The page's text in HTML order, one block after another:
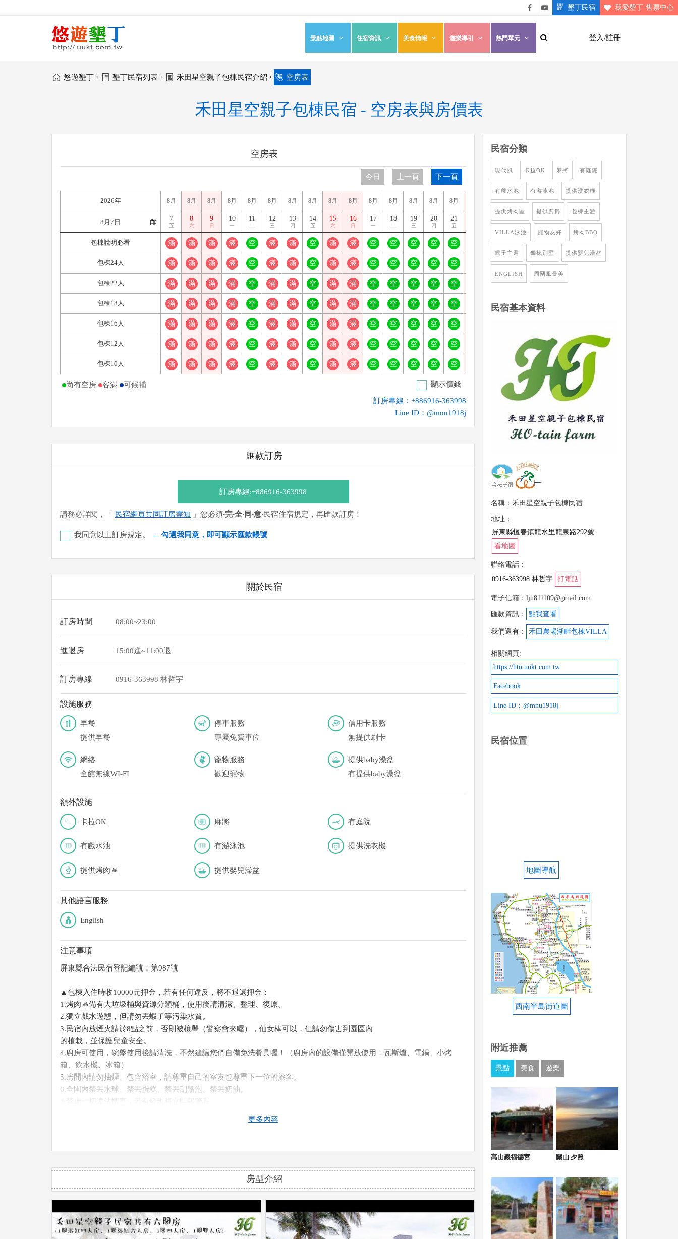
悠遊
墾丁
粉絲
墾丁
墾丁民宿 我愛墾丁-售票中心
登入/註冊
景點地圖 住宿資訊 美食情報 遊樂導引 熱門單元
悠遊墾丁 › 墾丁民宿列表 › 禾田星空親子包棟民宿介紹 › 空房表
禾田星空親子包棟民宿 - 空房表與房價表
空房表
今日 上一頁 下一頁
2026年
包棟說明必看
包棟24人
包棟22人
包棟18人
包棟16人
包棟12人
包棟10人
8月
7
五
滿
滿
滿
滿
滿
滿
滿
8月
8
六
滿
滿
滿
滿
滿
滿
滿
8月
9
日
滿
滿
滿
滿
滿
滿
滿
8月
10
一
滿
滿
滿
滿
滿
滿
滿
8月
11
二
空
空
空
空
空
空
空
8月
12
三
滿
滿
滿
滿
滿
滿
滿
8月
13
四
滿
滿
滿
滿
滿
滿
滿
8月
14
五
空
空
空
空
空
空
空
8月
15
六
滿
滿
滿
滿
滿
滿
滿
8月
16
日
滿
滿
滿
滿
滿
滿
滿
8月
17
一
空
空
空
空
空
空
空
8月
18
二
空
空
空
空
空
空
空
8月
19
三
空
空
空
空
空
空
空
8月
20
四
空
空
空
空
空
空
空
8月
21
五
空
空
空
空
空
空
空
8月
23
日
滿
滿
滿
滿
8月
24
一
滿
滿
滿
滿
滿
8月
25
二
滿
滿
滿
滿
滿
8月
26
三
滿
滿
滿
滿
滿
8月
27
四
空
空
空
空
8月
28
五
空
空
空
尚有空房 客滿 可候補 顯示價錢
訂房專線：+886916-363998
Line ID：@mnu1918j
匯款訂房
訂房專線:+886916-363998
請務必詳閱，「 民宿網頁共同訂房需知 」您必須‧完‧全‧同‧意‧民宿住宿規定，再匯款訂房！
我同意以上訂房規定。 ← 勾選我同意，即可顯示匯款帳號
]、 [彰銀ATM
(以上三個銀行網路ATM只是方便網友直接連結，並不代表民宿有提供該銀行匯款帳號喔。) 匯入任何款項後，請記得與
關於民宿
訂房時間 08:00~23:00
進退房 15:00進~11:00退
訂房專線 0916-363998 林哲宇
設施服務
早餐
提供早餐
停車服務
專屬免費車位
信用卡服務
無提供刷卡
網絡
全館無線WI-FI
寵物服務
歡迎寵物
提供baby澡盆
有提供baby澡盆
額外設施
卡拉OK 麻將 有庭院
有戲水池 有游泳池 提供洗衣機
提供烤肉區 提供嬰兒澡盆
其他語言服務
English
注意事項
屏東縣合法民宿登記編號：第987號
▲包棟入住時收10000元押金，若有任何違反，將不退還押金：
1.烤肉區備有大垃圾桶與資源分類桶，使用後請清潔、整理、復原。
2.獨立戲水遊憩，但請勿丟蝦子等污染水質。
3.民宿內放煙火請於8點之前，否則被檢舉（警察會來喔），仙女棒可以，但請勿傷害到園區內
的植栽，並保護兒童安全。
4.廚房可使用，碗盤使用後請清洗，不然建議您們自備免洗餐具喔！（廚房內的設備僅開放使用：瓦斯爐、電鍋、小烤
箱、飲水機、冰箱）
5.房間內請勿抽煙、包含浴室，請尊重自己的室友也尊重下一位的旅客。
6.全園內禁丟水球、禁丟蛋糕、禁丟刮鬍泡、禁丟奶油。
▲寵物入住酌收300/隻，但若有便溺破壞傢俱等，需照價賠償。
▲泳池水深約75~100公分，需要家長陪同使用。
▲請依照預定房型人數入住，若有加人請如實告知，我們會為您準備備品，睡得更舒服，也彼此尊重。
（三歲以下無需加床者可免費入住但不提供早餐與備品，三歲以上加一人1000元/晚含加床、早餐、備品）
＊颱風或自然災害，以中央氣象局預報為依據，入住當天發佈屏東地區陸上颱風警報，即退訂金全額。
＊本館不接受季節性降雨、同行友人無法前來或您不喜歡出遊遇到氣候不佳因素的退訂。
更多內容
房型介紹
民宿分類
現代風 卡拉OK 麻將 有庭院
有戲水池 有游泳池 提供洗衣機
提供烤肉區 提供廚房 包棟主題
VILLA泳池 寵物友好 烤肉BBQ
親子主題 獨棟別墅 提供嬰兒澡盆
ENGLISH 周圍風景美
民宿基本資料
名稱：禾田星空親子包棟民宿
地址：
屏東縣恆春鎮龍水里龍泉路292號
看地圖
聯絡電話：
0916-363998 林哲宇 打電話
電子信箱：lju811109@gmail.com
匯款資訊： 點我查看
我們還有： 禾田農場湖畔包棟VILLA
相關網頁:
https://htn.uukt.com.tw
Facebook
Line ID：@mnu1918j
民宿位置
地圖導航
西南半島街道圖
附近推薦
景點 美食 遊樂
高山巖福德宮 關山 夕照